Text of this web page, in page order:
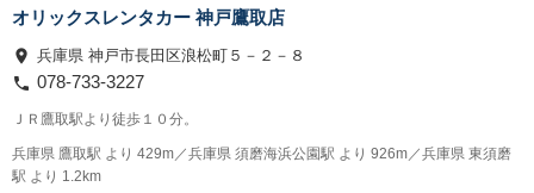
オリックスレンタカー 神戸鷹取店
兵庫県 神戸市長田区浪松町５－２－８
078-733-3227
ＪＲ鷹取駅より徒歩１０分。
兵庫県 鷹取駅 より 429m／兵庫県 須磨海浜公園駅 より 926m／兵庫県 東須磨
駅 より 1.2km